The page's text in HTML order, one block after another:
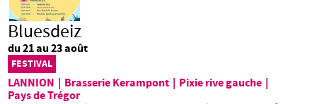
Bluesdeiz
du 21 au 23 août
FESTIVAL
LANNION Brasserie Kerampont Pixie rive gauche
Pays de Trégor